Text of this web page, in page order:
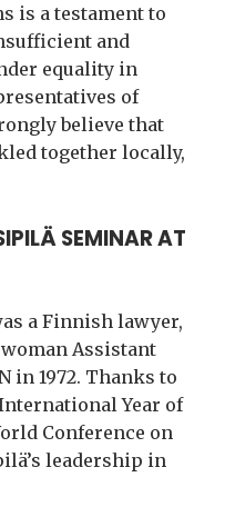
is a testament to
and
equality in
of
believe that
together locally,
SEMINAR AT
a Finnish lawyer,
Assistant
in 1972. Thanks to
Year of
Conference on
leadership in